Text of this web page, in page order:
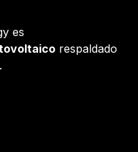
es
respaldado